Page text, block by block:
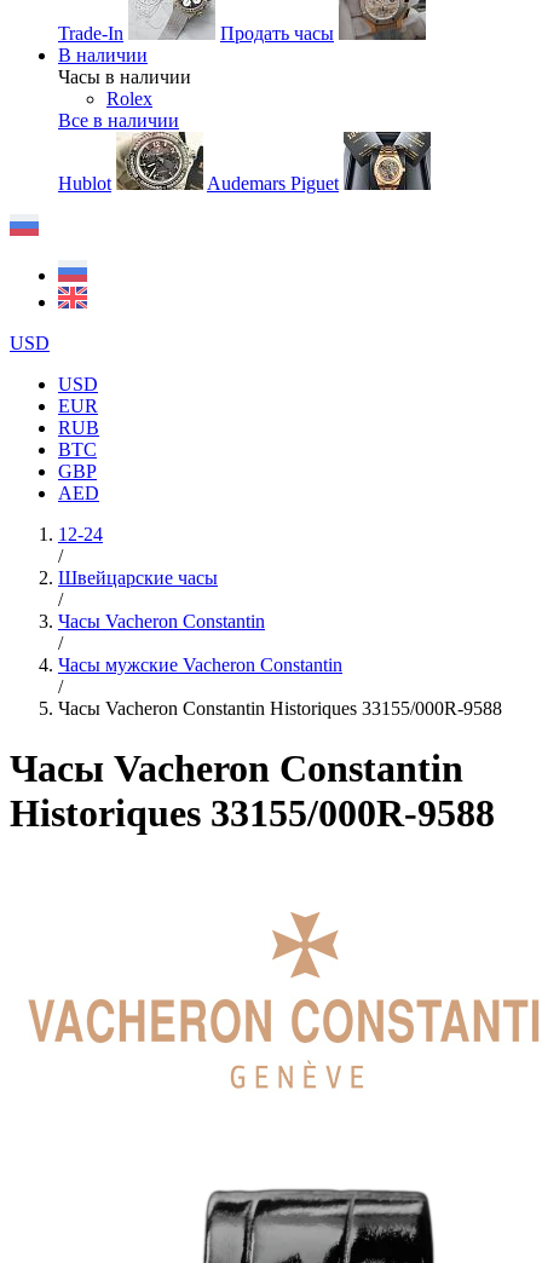
Trade-In
Продать часы
В наличии
Часы в наличии
Rolex
Все в наличии
Hublot Audemars Piguet
USD
USD
EUR
RUB
BTC
GBP
AED
12-24
/
Швейцарские часы
/
Часы Vacheron Constantin
/
Часы мужские Vacheron Constantin
/
Часы Vacheron Constantin Historiques 33155/000R-9588
Часы Vacheron Constantin
Historiques 33155/000R-9588